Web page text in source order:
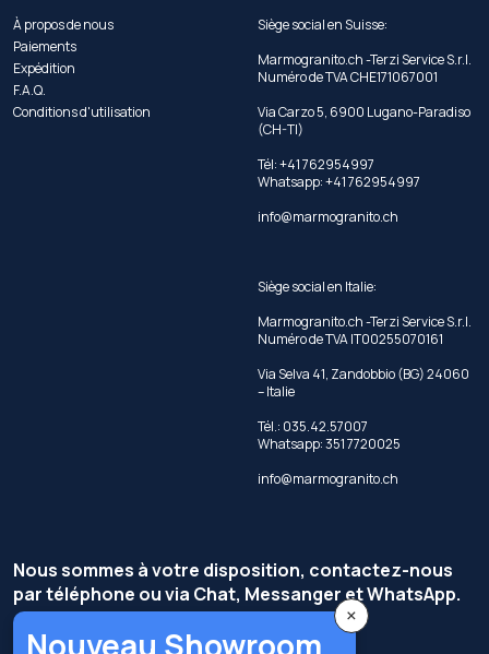
À propos de nous
Paiements
Expédition
F.A.Q.
Conditions d'utilisation
Siège social en Suisse:
Marmogranito.ch -Terzi Service S.r.l.
Numéro de TVA CHE171067001
Via Carzo 5, 6900 Lugano-Paradiso
(CH-TI)
Tél: +41 762954997
Whatsapp:+41 762954997
info@marmogranito.ch
Siège social en Italie:
Marmogranito.ch -Terzi Service S.r.l.
Numéro de TVA IT00255070161
Via Selva 41, Zandobbio (BG) 24060
– Italie
Tél.: 035.42.57007
Whatsapp: 351 7720025
info@marmogranito.ch
Nous sommes à votre disposition, contactez-nous
par téléphone ou via Chat, Messanger et WhatsApp.
×
Nouveau Showroom